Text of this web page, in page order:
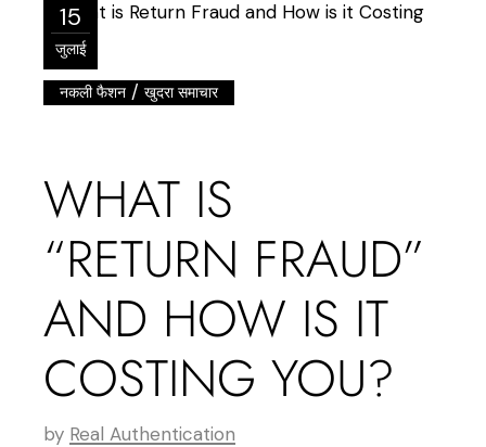
15
जुलाई
नकली फैशन /खुदरा समाचार
WHAT IS
“RETURN FRAUD”
AND HOW IS IT
COSTING YOU?
by Real Authentication